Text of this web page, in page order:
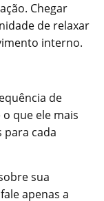
Chegar
de relaxar
interno.
de
que ele mais
para cada
sua
apenas a